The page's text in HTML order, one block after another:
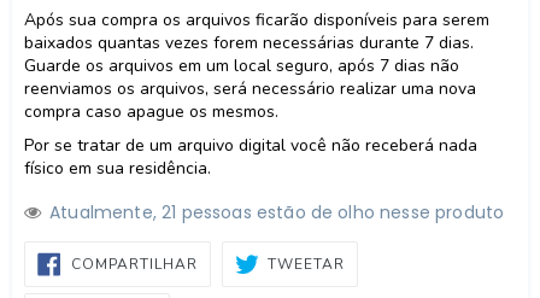
Após sua compra os arquivos ficarão disponíveis para serem
baixados quantas vezes forem necessárias durante 7 dias.
Guarde os arquivos em um local seguro, após 7 dias não
reenviamos os arquivos, será necessário realizar uma nova
compra caso apague os mesmos.
Por se tratar de um arquivo digital você não receberá nada
físico em sua residência.
Atualmente,21 pessoas estão de olho nesse produto
COMPARTILHAR COMPARTILHAR
NO TWEETAR